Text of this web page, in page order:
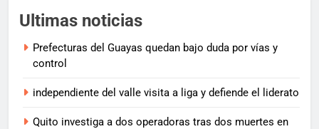
Ultimas noticias
Prefecturas del Guayas quedan bajo duda por vías y
control
independiente del valle visita a liga y defiende el liderato
Quito investiga a dos operadoras tras dos muertes en